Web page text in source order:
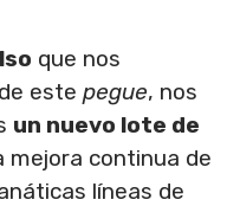
que nos
este pegue, nos
un nuevo lote de
mejora continua de
líneas de